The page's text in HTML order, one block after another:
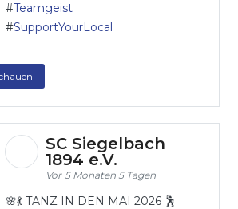
#Teamgeist
#SupportYourLocal
SC Siegelbach
1894 e.V.
5 Monaten 5 Tagen
🌸💃 TANZ IN DEN MAI 2026 🕺